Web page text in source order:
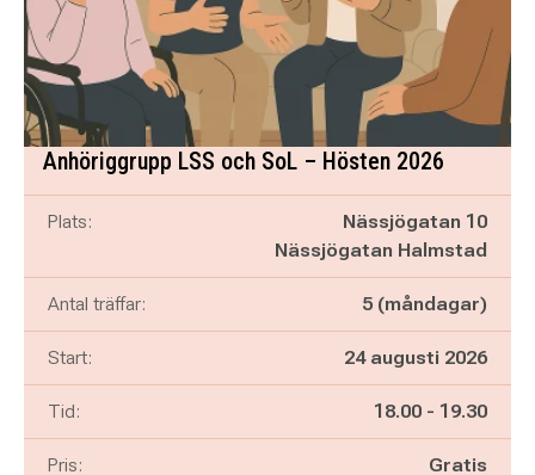
Anhöriggrupp LSS och SoL – Hösten 2026
Plats:
Nässjögatan 10
Nässjögatan Halmstad
Antal träffar: 5 (måndagar)
Start: 24 augusti 2026
Tid: Pågår mellan
18.00 - och
19.30
Pris: Gratis